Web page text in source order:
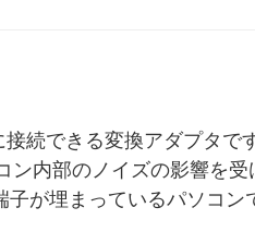
続できる変換アダプタ
内部のノイズの影響を
が埋まっているパソコ